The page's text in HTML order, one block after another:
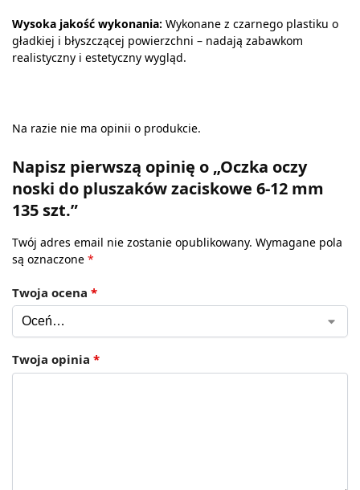
Wysoka jakość wykonania: Wykonane z czarnego plastiku o
gładkiej i błyszczącej powierzchni – nadają zabawkom
realistyczny i estetyczny wygląd.
Na razie nie ma opinii o produkcie.
Napisz pierwszą opinię o „Oczka oczy
noski do pluszaków zaciskowe 6-12 mm
135 szt.”
Twój adres email nie zostanie opublikowany. Wymagane pola
są oznaczone *
Twoja ocena *
Twoja opinia *